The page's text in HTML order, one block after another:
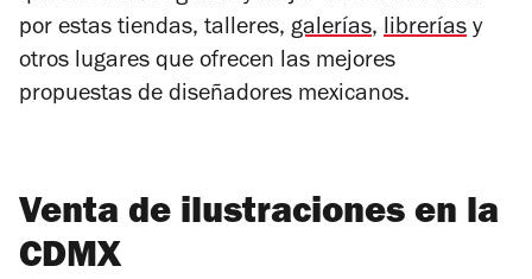
por estas tiendas, talleres, galerías, librerías y
otros lugares que ofrecen las mejores
propuestas de diseñadores mexicanos.
Venta de ilustraciones en la
CDMX